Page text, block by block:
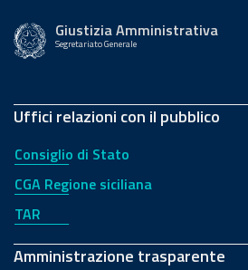
Giustizia Amministrativa
Segretariato Generale
Uffici relazioni con il pubblico
Consiglio di Stato
CGA Regione siciliana
TAR
Amministrazione trasparente